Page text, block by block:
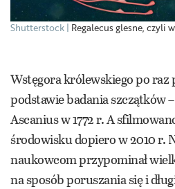
Shutterstock Regalecus glesne, czyli
Wstęgora królewskiego po raz
podstawie badania szczątków
Ascanius w 1772 r. A
środowisku dopiero w 2010 r.
naukowcom przypominał
na sposób poruszania się i